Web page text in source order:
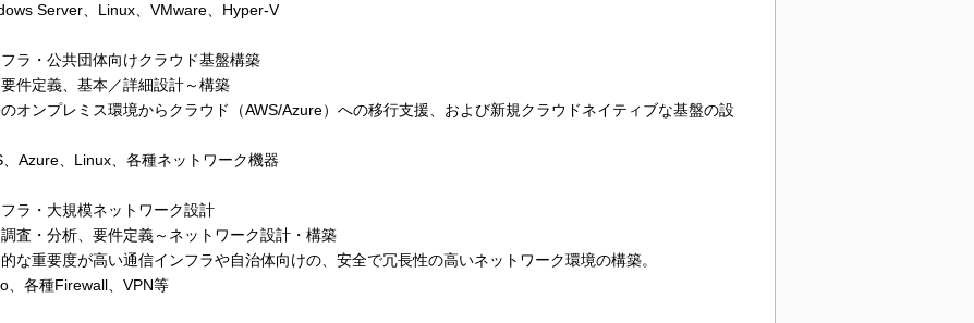
Server、Linux、VMware、Hyper-V
ラ・公共団体向けクラウド基盤構築
件定義、基本／詳細設計～構築
オンプレミス環境からクラウド（AWS/Azure）への移行支援、および新規クラウドネイティブな基盤の設
、Azure、Linux、各種ネットワーク機器
ラ・大規模ネットワーク設計
査・分析、要件定義～ネットワーク設計・構築
な重要度が高い通信インフラや自治体向けの、安全で冗長性の高いネットワーク環境の構築。
、各種Firewall、VPN等